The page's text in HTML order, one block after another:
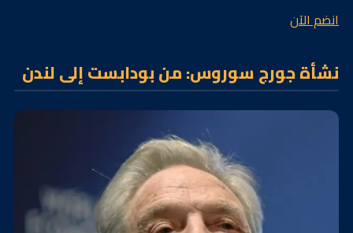
انضم الآن
نشأة جورج سوروس: من بودابست إلى لندن